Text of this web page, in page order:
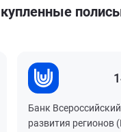
Банк
развития регионов
Банк
развития регионов
Банк
развития регионов
Банк
развития регионов